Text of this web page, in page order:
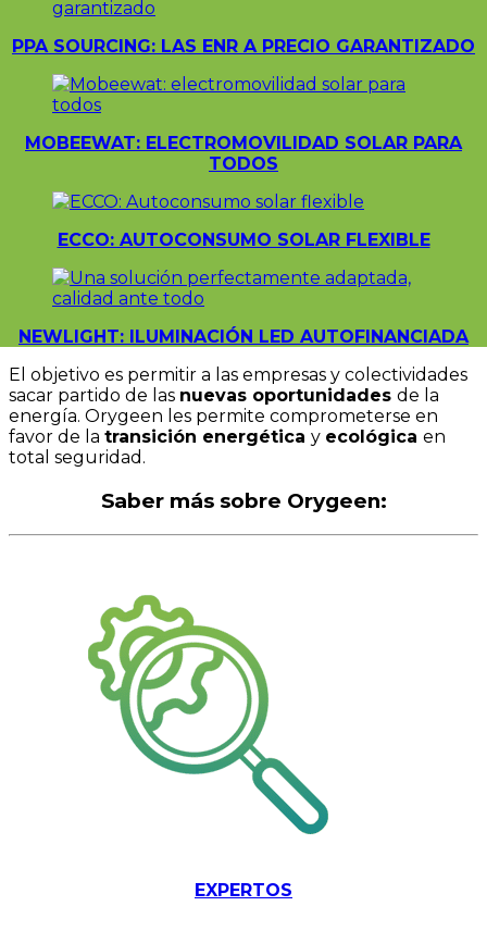
PPA SOURCING: LAS ENR A PRECIO GARANTIZADO
MOBEEWAT: ELECTROMOVILIDAD SOLAR PARA
TODOS
ECCO: AUTOCONSUMO SOLAR FLEXIBLE
NEWLIGHT: ILUMINACIÓN LED AUTOFINANCIADA
El objetivo es permitir a las empresas y colectividades
sacar partido de las nuevas oportunidades de la
energía. Orygeen les permite comprometerse en
favor de la transición energética y ecológica en
total seguridad.
Saber más sobre Orygeen:
EXPERTOS